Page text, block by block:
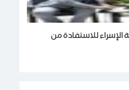
الإسراء للاستفادة من